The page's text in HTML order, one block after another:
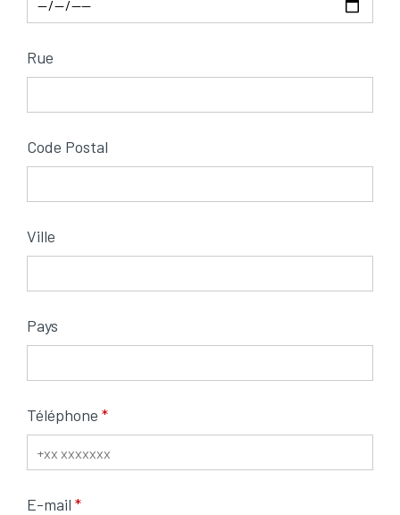
Rue
Code Postal
Ville
Pays
Téléphone
E-mail